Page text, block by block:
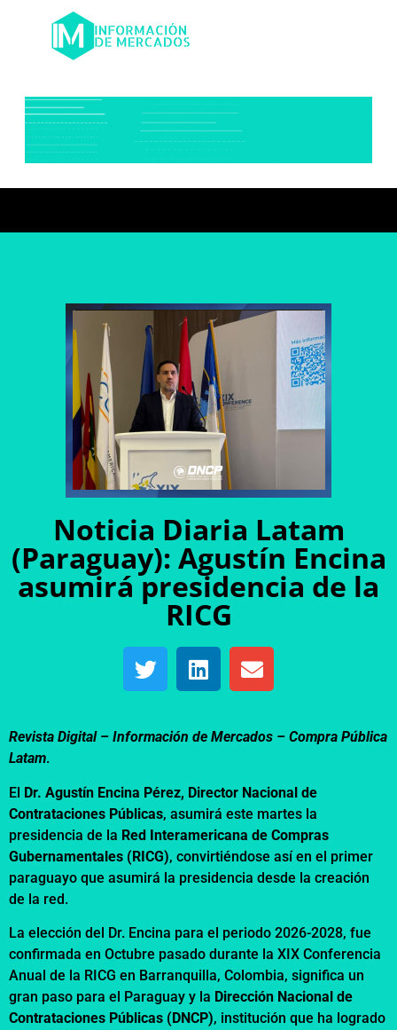
Noticia Diaria Latam
(Paraguay): Agustín Encina
asumirá presidencia de la
RICG
Revista Digital – Información de Mercados – Compra Pública
Latam.
El Dr. Agustín Encina Pérez, Director Nacional de
Contrataciones Públicas, asumirá este martes la
presidencia de la Red Interamericana de Compras
Gubernamentales (RICG), convirtiéndose así en el primer
paraguayo que asumirá la presidencia desde la creación
de la red. ​
La elección del Dr. Encina para el periodo 2026-2028, fue
confirmada en Octubre pasado durante la XIX Conferencia
Anual de la RICG en Barranquilla, Colombia, significa un
gran paso para el Paraguay y la Dirección Nacional de
Contrataciones Públicas (DNCP), institución que ha logrado